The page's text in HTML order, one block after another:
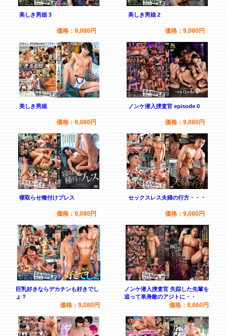
美しき男娼 3
価格：9,080円
美しき男娼 2
価格：9,080円
美しき男娼
価格：9,080円
ノンケ潜入捜査官 episode 0
価格：9,080円
寝取らせ種付けプレス
価格：9,080円
セックスレス夫婦の行方・・・
価格：9,080円
巨乳好きならデカチンも好きでし
ょ？
価格：9,080円
ノンケ潜入捜査官 失踪した先輩を
追って単身敵のアジトに・・
価格：8,660円